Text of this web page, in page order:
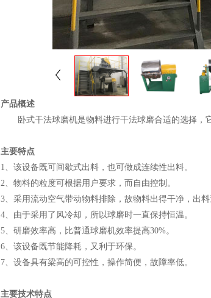
产品概述
卧式干法球磨机是物料进行干法球磨合适的选择，
主要特点
1、该设备既可间歇式出料，也可做成连续性出料。
2、物料的粒度可根据用户要求，而自由控制。
3、采用流动空气带动物料排除，故物料出得干净，出料
4、由于采用了风冷却，所以球磨时一直保持恒温。
5、研磨效率高，比普通球磨机效率提高30%。
6、该设备既节能降耗，又利于环保。
7、设备具有梁高的可控性，操作简便，故障率低。
主要技术特点